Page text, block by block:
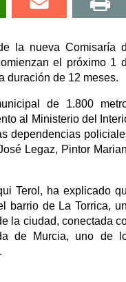
la nueva Comisaría
el próximo 1
duración de 12 meses.
de 1.800
al Ministerio del
dependencias
Legaz, Pintor
Terol, ha explicado
barrio de La Torrica,
la ciudad, conectada
de Murcia, uno de